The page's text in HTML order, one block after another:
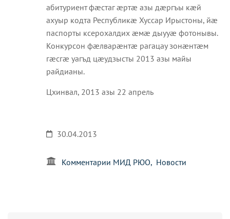
абитуриент фæстаг æртæ азы дæргъы кæй
ахуыр кодта Республикæ Хуссар Ирыстоны, йæ
паспорты ксерохалдих æмæ дыууæ фотонывы.
Конкурсон фæлварæнтæ рагацау зонæнтæм
гæсгæ уагъд цæудзысты 2013 азы майы
райдианы.
Цхинвал, 2013 азы 22 апрель
30.04.2013
Комментарии МИД РЮО Новости